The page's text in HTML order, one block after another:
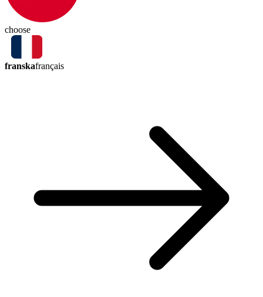
choose
franskafrançais